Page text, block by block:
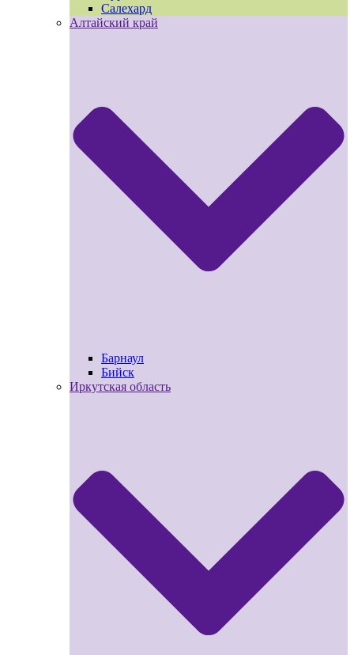
Салехард
Алтайский край
Барнаул
Бийск
Иркутская область